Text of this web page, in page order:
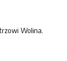
Wolina.